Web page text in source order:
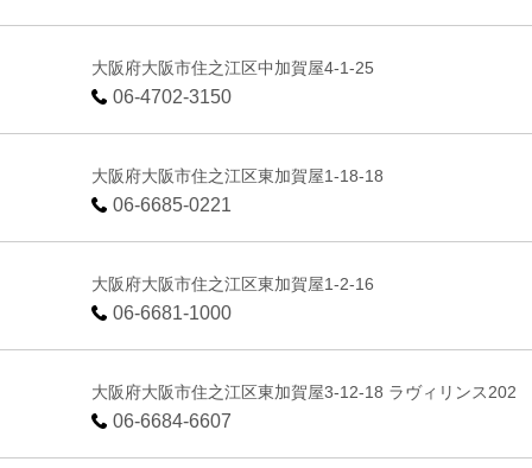
大阪府大阪市住之江区中加賀屋4-1-25
06-4702-3150
大阪府大阪市住之江区東加賀屋1-18-18
06-6685-0221
大阪府大阪市住之江区東加賀屋1-2-16
06-6681-1000
大阪府大阪市住之江区東加賀屋3-12-18 ラヴィリンス202
06-6684-6607